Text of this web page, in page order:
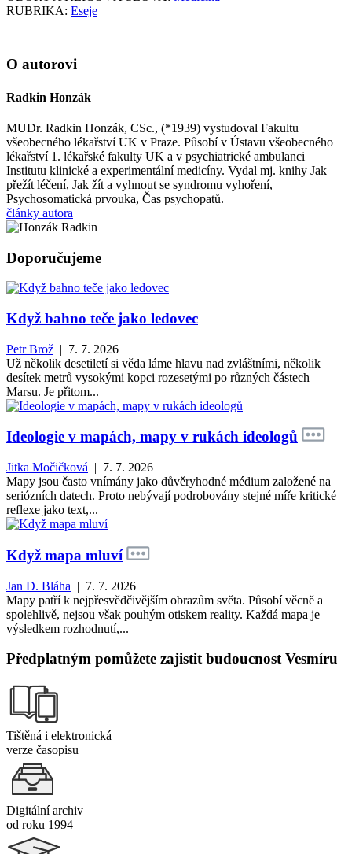
RUBRIKA: Eseje
O autorovi
Radkin Honzák
MUDr. Radkin Honzák, CSc., (*1939) vystudoval Fakultu
všeobecného lékařství UK v Praze. Působí v Ústavu všeobecného
lékařství 1. lékařské fakulty UK a v psychiatrické ambulanci
Institutu klinické a experimentální medicíny. Vydal mj. knihy Jak
přežít léčení, Jak žít a vyhnout se syndromu vyhoření,
Psychosomatická prvouka, Čas psychopatů.
články autora
Doporučujeme
Když bahno teče jako ledovec
Petr Brož | 7. 7. 2026
Už několik desetiletí si věda láme hlavu nad zvláštními, několik
desítek metrů vysokými kopci rozesetými po různých částech
Marsu. Je přitom...
Ideologie v mapách, mapy v rukách ideologů
Jitka Močičková | 7. 7. 2026
Mapy jsou často vnímány jako důvěryhodné médium založené na
seriózních datech. Proto nebývají podrobovány stejné míře kritické
reflexe jako text,...
Když mapa mluví
Jan D. Bláha | 7. 7. 2026
Mapy patří k nejpřesvědčivějším obrazům světa. Působí věcně a
spolehlivě, nejsou však pouhým otiskem reality. Každá mapa je
výsledkem rozhodnutí,...
Předplatným pomůžete zajistit budoucnost Vesmíru
Tištěná i elektronická
verze časopisu
Digitální archiv
od roku 1994